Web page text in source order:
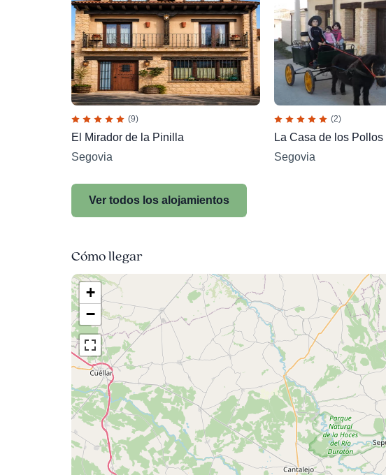
(9)
El Mirador de la Pinilla
Segovia
(2)
La Casa de los Pollos
Segovia
Ver todos los alojamientos
Cómo llegar
+
−